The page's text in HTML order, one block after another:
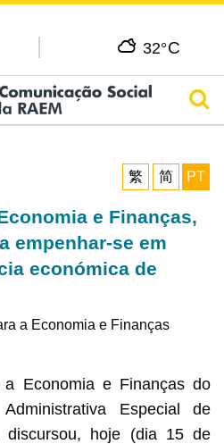
32°C
繁
简 PT
e Finanças,
empenhar-se em
económica de
a Economia e Finanças
Economia e Finanças do
Especial de
discursou, hoje (dia 15 de